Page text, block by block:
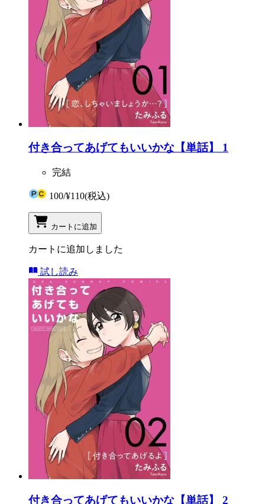
付き合ってあげてもいいかな【単話】 1
完結
100/¥110(税込)
カートに追加
カートに追加しました
試し読み
付き合ってあげてもいいかな【単話】 2